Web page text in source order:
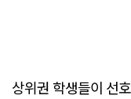
상위권 학생들이 선